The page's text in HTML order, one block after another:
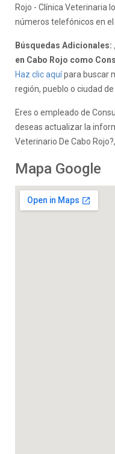
Rojo - Clínica Veterinaria
números telefónicos en el
Búsquedas
en Cabo Rojo como
Haz clic aquípara buscar
región, pueblo o ciudad de
Eres o empleado de
deseas actualizar la
Veterinario De Cabo Rojo?,
Mapa Google